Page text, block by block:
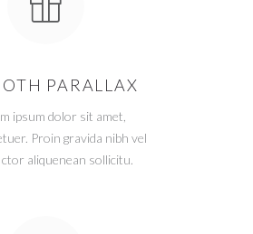
PARALLAX
ipsum dolor sit amet,
Proin gravida nibh vel
aliquenean sollicitu.